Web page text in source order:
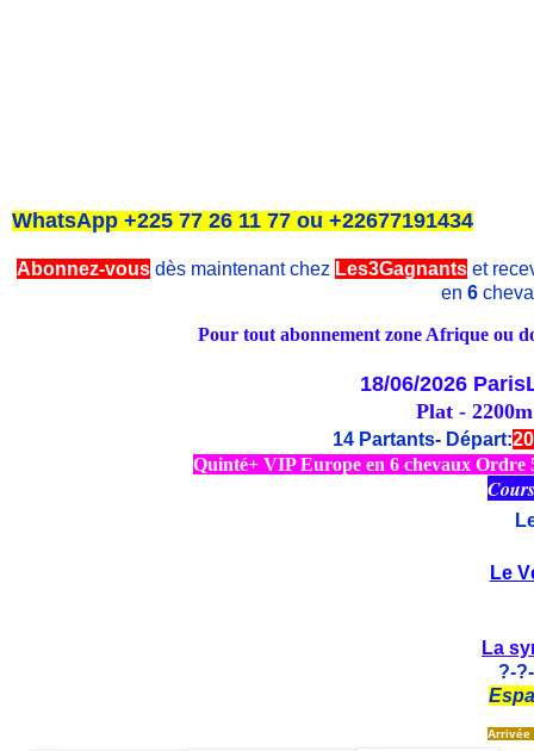
WhatsApp +225 77 26 11 77 ou +22677191434
Abonnez-vous dès maintenant chez Les3Gagnants et
en 6
Pour tout abonnement zone Afrique ou
18/06/2026
Plat -
14 Partants- Départ:20
Quinté+ VIP Europe en 6 chevaux Ordre
Le
La
?-
Arrivée